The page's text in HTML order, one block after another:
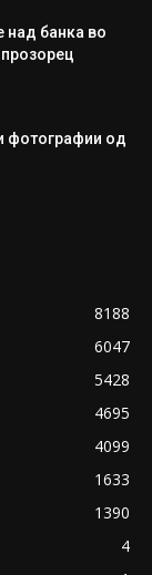
над банка во
фотографии од
8188
6047
5428
4695
4099
1633
1390
4